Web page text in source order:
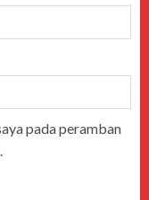
pada peramban